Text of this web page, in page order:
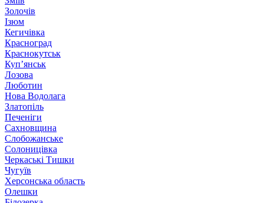
Золочів
Ізюм
Кегичівка
Красноград
Краснокутськ
Куп’янськ
Лозова
Люботин
Нова Водолага
Златопіль
Печеніги
Сахновщина
Слобожанське
Солоницівка
Черкаські Тишки
Чугуїв
Херсонська область
Олешки